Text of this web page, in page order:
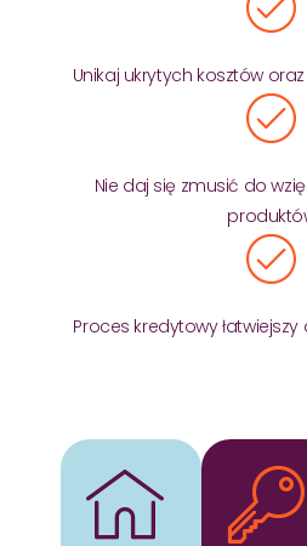
Unikaj ukrytych kosztów
Nie daj się zmusić do
Proces kredytowy